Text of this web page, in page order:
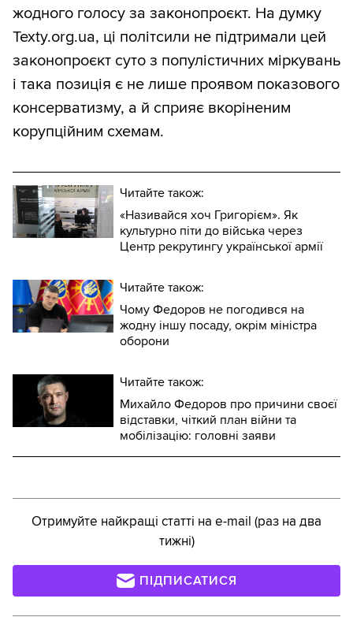
жодного голосу за законопроєкт. На думку
Texty.org.ua, ці політсили не підтримали цей
законопроєкт суто з популістичних міркувань
і така позиція є не лише проявом показового
консерватизму, а й сприяє вкоріненим
корупційним схемам.
Читайте також:
«Називайся хоч Григорієм». Як
культурно піти до війська через
Центр рекрутингу української армії
Читайте також:
Чому Федоров не погодився на
жодну іншу посаду, окрім міністра
оборони
Читайте також:
Михайло Федоров про причини своєї
відставки, чіткий план війни та
мобілізацію: головні заяви
Отримуйте найкращі статті на e-mail (раз на два
тижні)
ПІДПИСАТИСЯ